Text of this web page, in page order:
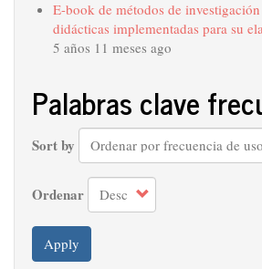
E-book de métodos de
didácticas implementadas para su
5 años 11 meses ago
Palabras clave
Sort by
Ordenar
Apply